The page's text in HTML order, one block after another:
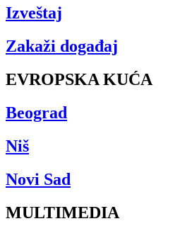
Izveštaj
Zakaži događaj
EVROPSKA KUĆA
Beograd
Niš
Novi Sad
MULTIMEDIA